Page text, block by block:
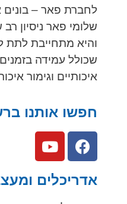
לחברת פאר – בונים
שלומי פאר ניסיון
והיא מתחייבת לתת
שכולל עמידה
איכותיים וגימור
חפשו אותנו
אדריכלים